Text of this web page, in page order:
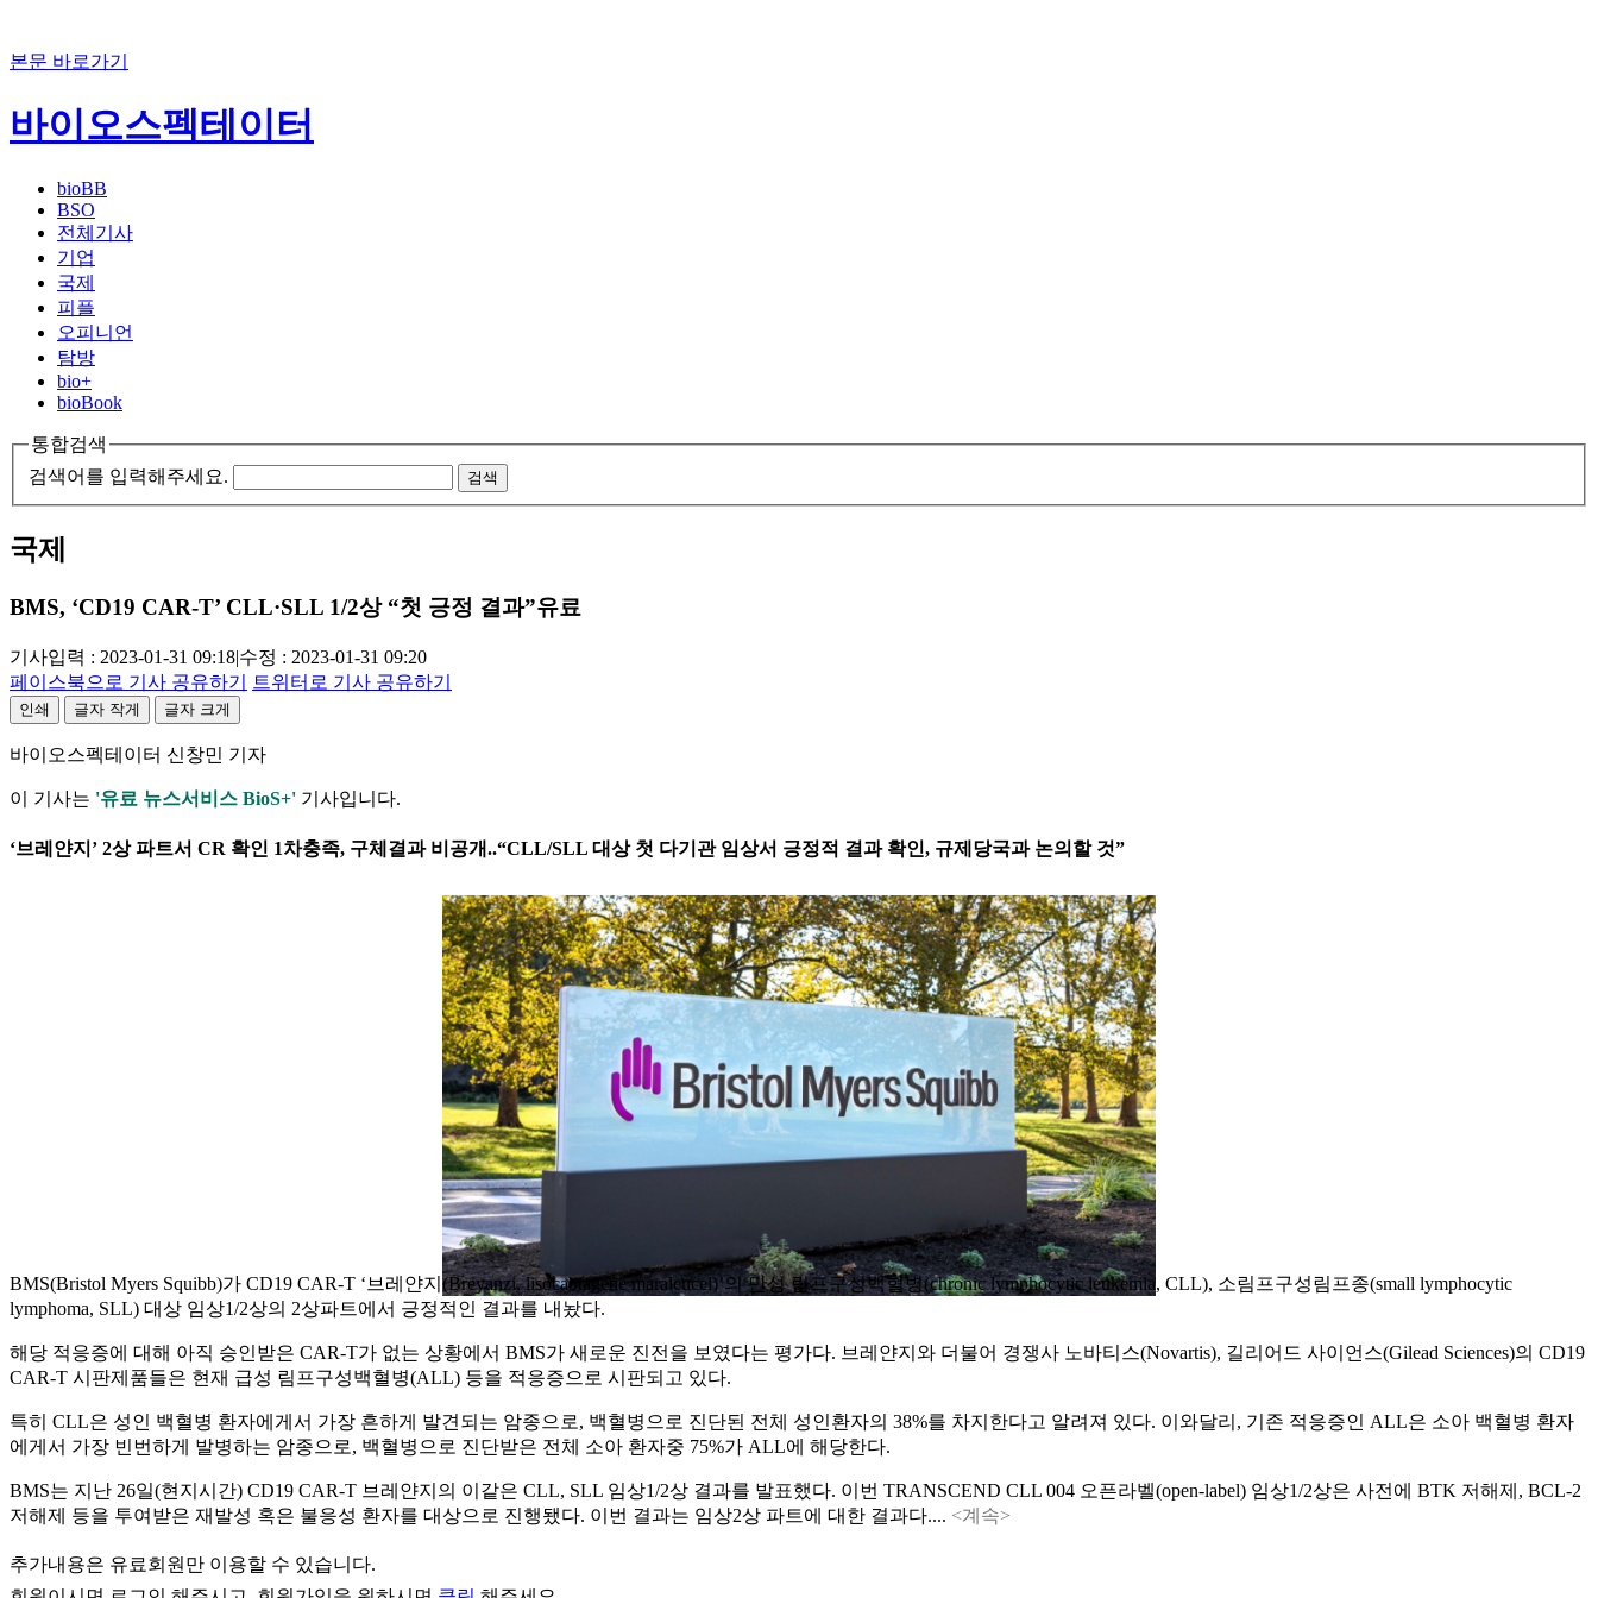
본문 바로가기
바이오스펙테이터
bioBB
BSO
전체기사
기업
국제
피플
오피니언
탐방
bio+
bioBook
통합검색
검색어를 입력해주세요.
검색
국제
BMS, ‘CD19 CAR-T’ CLL·SLL 1/2상 “첫 긍정 결과”유료
기사입력 : 2023-01-31 09:18|수정 : 2023-01-31 09:20
페이스북으로 기사 공유하기
트위터로 기사 공유하기
인쇄 글자 작게 글자 크게
바이오스펙테이터 신창민 기자
이 기사는 '유료 뉴스서비스 BioS+' 기사입니다.
‘브레얀지’ 2상 파트서 CR 확인 1차충족, 구체결과 비공개..“CLL/SLL 대상 첫 다기관 임상서 긍정적 결과 확인, 규제당국과 논의할 것”
BMS(Bristol Myers Squibb)가 CD19 CAR-T ‘브레얀지(Breyanzi, lisocabtagene maraleucel)’의 만성 림프구성백혈병(chronic lymphocytic leukemia, CLL), 소림프구성림프종(small lymphocytic
lymphoma, SLL) 대상 임상1/2상의 2상파트에서 긍정적인 결과를 내놨다.
해당 적응증에 대해 아직 승인받은 CAR-T가 없는 상황에서 BMS가 새로운 진전을 보였다는 평가다. 브레얀지와 더불어 경쟁사 노바티스(Novartis), 길리어드 사이언스(Gilead Sciences)의 CD19
CAR-T 시판제품들은 현재 급성 림프구성백혈병(ALL) 등을 적응증으로 시판되고 있다.
특히 CLL은 성인 백혈병 환자에게서 가장 흔하게 발견되는 암종으로, 백혈병으로 진단된 전체 성인환자의 38%를 차지한다고 알려져 있다. 이와달리, 기존 적응증인 ALL은 소아 백혈병 환자
에게서 가장 빈번하게 발병하는 암종으로, 백혈병으로 진단받은 전체 소아 환자중 75%가 ALL에 해당한다.
BMS는 지난 26일(현지시간) CD19 CAR-T 브레얀지의 이같은 CLL, SLL 임상1/2상 결과를 발표했다. 이번 TRANSCEND CLL 004 오픈라벨(open-label) 임상1/2상은 사전에 BTK 저해제, BCL-2
저해제 등을 투여받은 재발성 혹은 불응성 환자를 대상으로 진행됐다. 이번 결과는 임상2상 파트에 대한 결과다.... <계속>
추가내용은 유료회원만 이용할 수 있습니다.